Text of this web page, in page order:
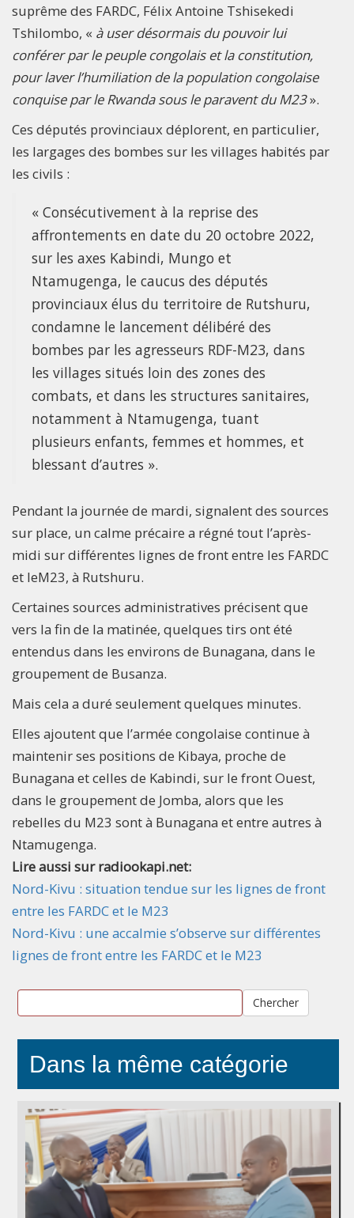
suprême des FARDC, Félix Antoine Tshisekedi
Tshilombo, « à user désormais du pouvoir lui
conférer par le peuple congolais et la constitution,
pour laver l’humiliation de la population congolaise
conquise par le Rwanda sous le paravent du M23».
Ces députés provinciaux déplorent, en particulier,
les largages des bombes sur les villages habités par
les civils :
« Consécutivement à la reprise des
affrontements en date du 20 octobre 2022,
sur les axes Kabindi, Mungo et
Ntamugenga, le caucus des députés
provinciaux élus du territoire de Rutshuru,
condamne le lancement délibéré des
bombes par les agresseurs RDF-M23, dans
les villages situés loin des zones des
combats, et dans les structures sanitaires,
notamment à Ntamugenga, tuant
plusieurs enfants, femmes et hommes, et
blessant d’autres ».
Pendant la journée de mardi, signalent des sources
sur place, un calme précaire a régné tout l’après-
midi sur différentes lignes de front entre les FARDC
et leM23, à Rutshuru.
Certaines sources administratives précisent que
vers la fin de la matinée, quelques tirs ont été
entendus dans les environs de Bunagana, dans le
groupement de Busanza.
Mais cela a duré seulement quelques minutes.
Elles ajoutent que l’armée congolaise continue à
maintenir ses positions de Kibaya, proche de
Bunagana et celles de Kabindi, sur le front Ouest,
dans le groupement de Jomba, alors que les
rebelles du M23 sont à Bunagana et entre autres à
Ntamugenga.
Lire aussi sur radiookapi.net:
Nord-Kivu : situation tendue sur les lignes de front
entre les FARDC et le M23
Nord-Kivu : une accalmie s’observe sur différentes
lignes de front entre les FARDC et le M23
Chercher
Dans la même catégorie